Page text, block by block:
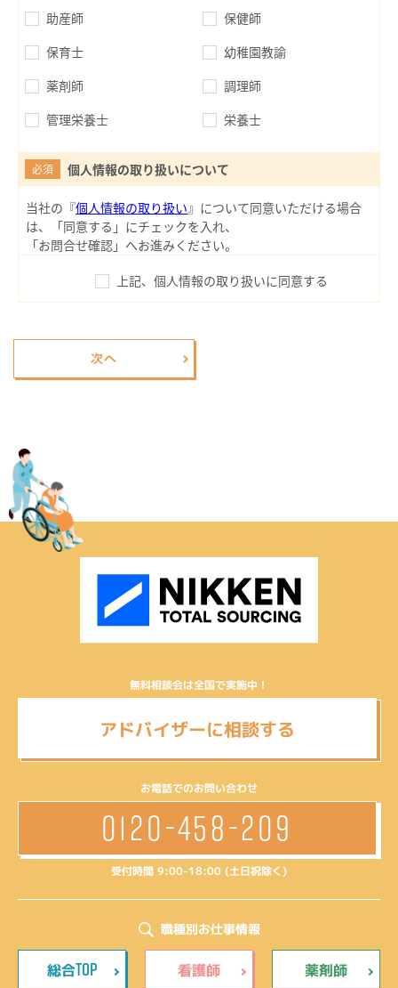
助産師
保健師
保育士
幼稚園教諭
薬剤師
調理師
管理栄養士
栄養士
必須 個人情報の取り扱いについて
当社の『個人情報の取り扱い』について同意いただける場合
は、「同意する」にチェックを入れ、
「お問合せ確認」へお進みください。
上記、個人情報の取り扱いに同意する
無料相談会は全国で実施中！
アドバイザーに相談する
お電話でのお問い合わせ
0120-458-209
受付時間 9:00-18:00 (土日祝除く)
職種別お仕事情報
総合TOP 看護師 薬剤師